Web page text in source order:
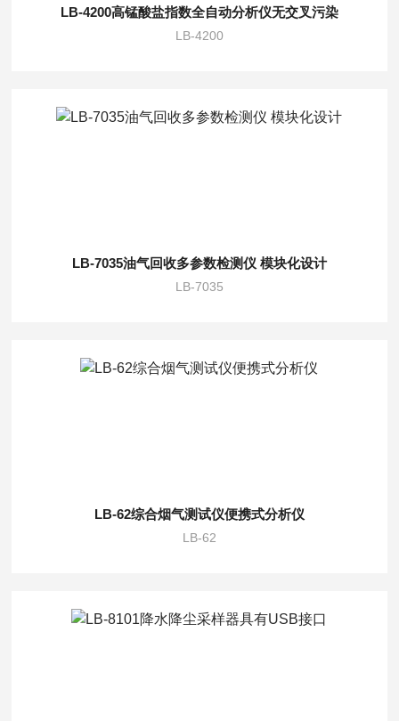
LB-4200高锰酸盐指数全自动分析仪无交叉污染
LB-4200
LB-7035油气回收多参数检测仪 模块化设计
LB-7035
LB-62综合烟气测试仪便携式分析仪
LB-62